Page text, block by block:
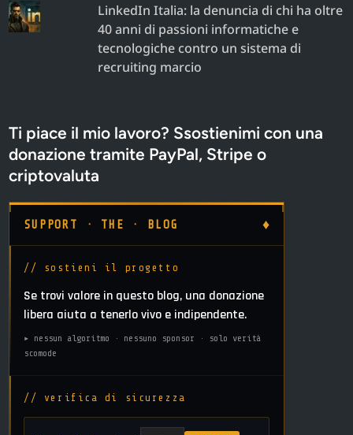
LinkedIn Italia: la denuncia di chi ha oltre
40 anni di passioni informatiche e
tecnologiche contro un sistema di
recruiting marcio
Ti piace il mio lavoro? Ssostienimi con una
donazione tramite PayPal, Stripe o
criptovaluta
SUPPORT · THE · BLOG ♦
// sostieni il progetto
Se trovi valore in questo blog, una donazione
libera aiuta a tenerlo vivo e indipendente.
▸ nessun algoritmo · nessuno sponsor · solo verità
scomode
// verifica di sicurezza